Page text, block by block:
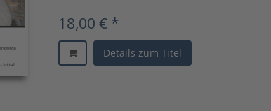
18,00 € *
Details zum Titel